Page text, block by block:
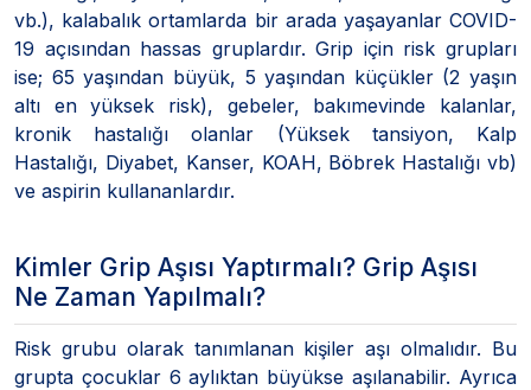
vb.), kalabalık ortamlarda bir arada yaşayanlar COVID-
19 açısından hassas gruplardır. Grip için risk grupları
ise; 65 yaşından büyük, 5 yaşından küçükler (2 yaşın
altı en yüksek risk), gebeler, bakımevinde kalanlar,
kronik hastalığı olanlar (Yüksek tansiyon, Kalp
Hastalığı, Diyabet, Kanser, KOAH, Böbrek Hastalığı vb)
ve aspirin kullananlardır.
Kimler Grip Aşısı Yaptırmalı? Grip Aşısı
Ne Zaman Yapılmalı?
Risk grubu olarak tanımlanan kişiler aşı olmalıdır. Bu
grupta çocuklar 6 aylıktan büyükse aşılanabilir. Ayrıca